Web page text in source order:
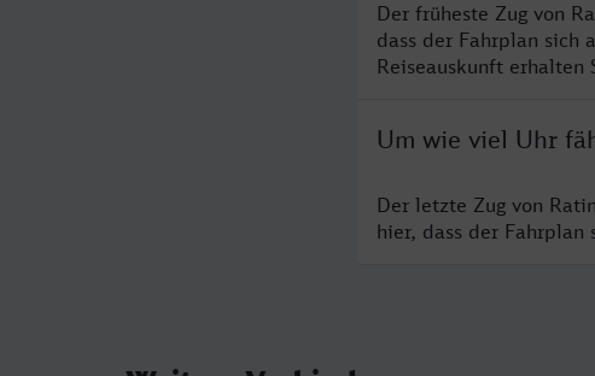
Der früheste Zug von
dass der Fahrplan sich
Reiseauskunft
Um wie viel Uhr
Der letzte Zug von
hier, dass der Fahrplan